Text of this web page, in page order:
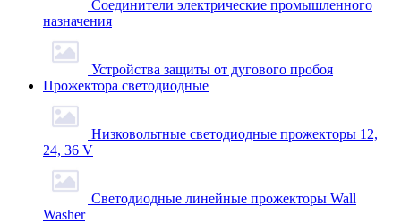
Соединители электрические промышленного
назначения
Устройства защиты от дугового пробоя
Прожектора светодиодные
Низковольтные светодиодные прожекторы 12,
24, 36 V
Светодиодные линейные прожекторы Wall
Washer